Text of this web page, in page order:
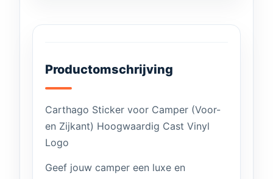
Productomschrijving
Carthago Sticker voor Camper (Voor-
en Zijkant) Hoogwaardig Cast Vinyl
Logo
Geef jouw camper een luxe en